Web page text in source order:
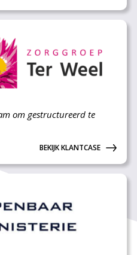
om gestructureerd te
BEKIJK KLANTCASE